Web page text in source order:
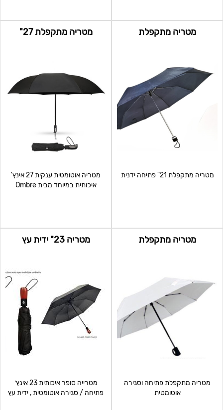
מטריה מתקפלת
מטריה מתקפלת 21" פתיחה ידנית
מטריה מתקפלת 27"
מטריה אוטומטית ענקית 27 אינץ'
איכותית במיוחד מבית Ombre
מטריה מתקפלת
מטריה מתקפלת פתיחה וסגירה
אוטומטית
מטריה 23" ידית עץ
מטרייה סופר איכותית 23 אינץ׳
פתיחה / סגירה אוטומטית , ידית עץ